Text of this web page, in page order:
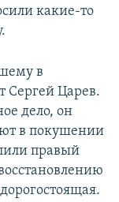
какие-то
в
Сергей Царев.
дело, он
в покушении
правый